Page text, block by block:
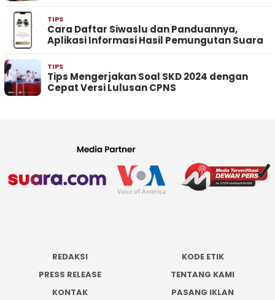
TIPS
Cara Daftar Siwaslu dan Panduannya,
Aplikasi Informasi Hasil Pemungutan Suara
TIPS
Tips Mengerjakan Soal SKD 2024 dengan
Cepat Versi Lulusan CPNS
REDAKSI
KODE ETIK
PRESS RELEASE
TENTANG KAMI
KONTAK
PASANG IKLAN